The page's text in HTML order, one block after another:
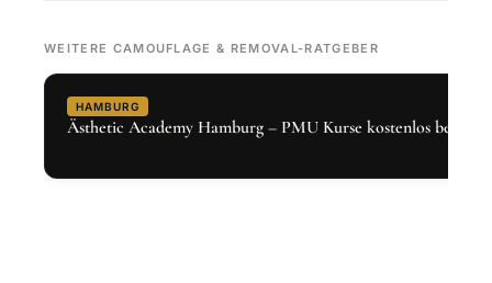
WEITERE CAMOUFLAGE & REMOVAL-RATGEBER
HAMBURG
Ästhetic Academy Hamburg – PMU Kurse kostenlos bei